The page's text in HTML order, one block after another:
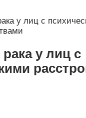
у лиц с
у лиц с